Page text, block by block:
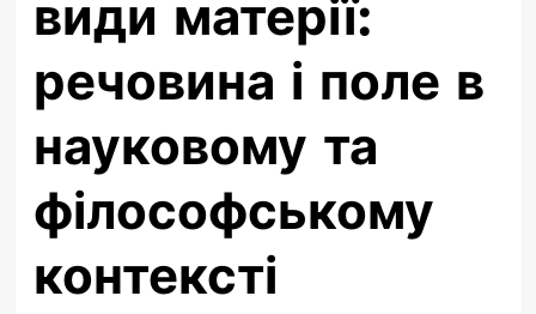
види матерії:
речовина і поле в
науковому та
філософському
контексті